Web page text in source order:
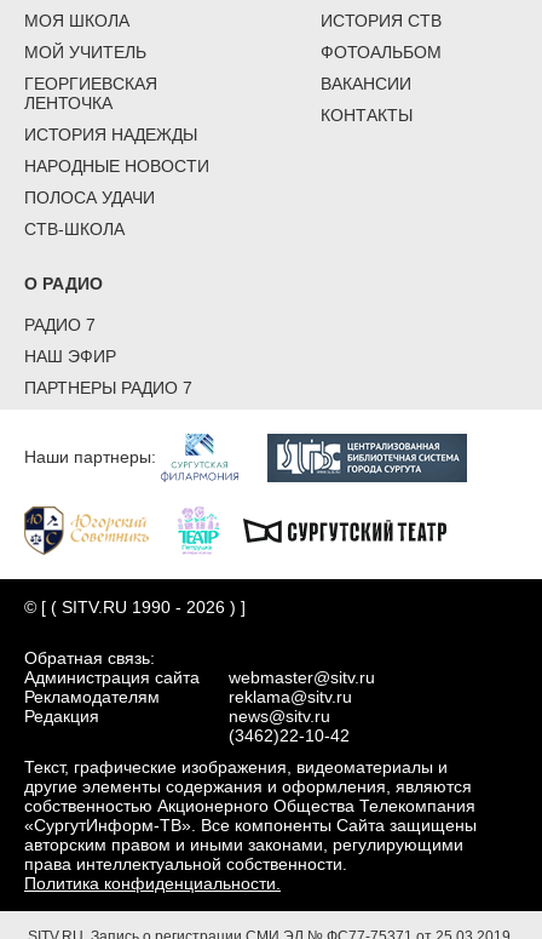
МОЯ ШКОЛА
МОЙ УЧИТЕЛЬ
ГЕОРГИЕВСКАЯ
ЛЕНТОЧКА
ИСТОРИЯ НАДЕЖДЫ
НАРОДНЫЕ НОВОСТИ
ПОЛОСА УДАЧИ
СТВ-ШКОЛА
ИСТОРИЯ СТВ
ФОТОАЛЬБОМ
ВАКАНСИИ
КОНТАКТЫ
О РАДИО
РАДИО 7
НАШ ЭФИР
ПАРТНЕРЫ РАДИО 7
Наши партнеры:
© [ ( SITV.RU 1990 - 2026 ) ]
Обратная связь:
Администрация сайта
Рекламодателям
Редакция
webmaster@sitv.ru
reklama@sitv.ru
news@sitv.ru
(3462)22-10-42
Текст, графические изображения, видеоматериалы и
другие элементы содержания и оформления, являются
собственностью Акционерного Общества Телекомпания
«СургутИнформ-ТВ». Все компоненты Сайта защищены
авторским правом и иными законами, регулирующими
права интеллектуальной собственности.
Политика конфиденциальности.